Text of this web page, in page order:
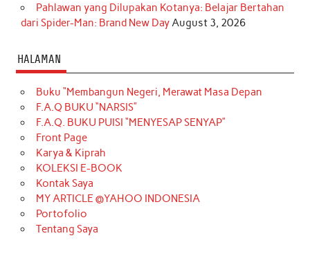
Pahlawan yang Dilupakan Kotanya: Belajar Bertahan
dari Spider-Man: Brand New DayAugust 3, 2026
HALAMAN
Buku “Membangun Negeri, Merawat Masa Depan
F.A.Q BUKU “NARSIS”
F.A.Q. BUKU PUISI “MENYESAP SENYAP”
Front Page
Karya & Kiprah
KOLEKSI E-BOOK
Kontak Saya
MY ARTICLE @YAHOO INDONESIA
Portofolio
Tentang Saya